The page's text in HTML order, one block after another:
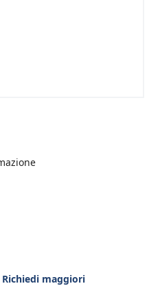
Richiedi maggiori